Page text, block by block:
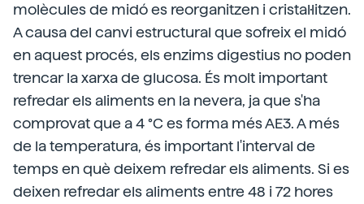
molècules de midó es reorganitzen i cristal·litzen.
A causa del canvi estructural que sofreix el midó
en aquest procés, els enzims digestius no poden
trencar la xarxa de glucosa. És molt important
refredar els aliments en la nevera, ja que s'ha
comprovat que a 4 °C es forma més AE3. A més
de la temperatura, és important l'interval de
temps en què deixem refredar els aliments. Si es
deixen refredar els aliments entre 48 i 72 hores